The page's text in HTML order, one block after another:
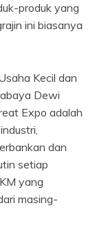
produk yang
ini biasanya
Kecil dan
Dewi
Expo adalah
dan
setiap
yang
masing-